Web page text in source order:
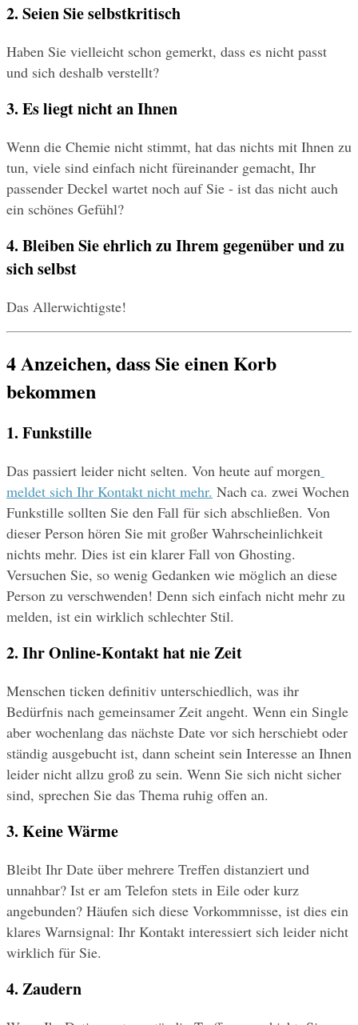
2. Seien Sie selbstkritisch
Haben Sie vielleicht schon gemerkt, dass es nicht passt
und sich deshalb verstellt?
3. Es liegt nicht an Ihnen
Wenn die Chemie nicht stimmt, hat das nichts mit Ihnen zu
tun, viele sind einfach nicht füreinander gemacht, Ihr
passender Deckel wartet noch auf Sie - ist das nicht auch
ein schönes Gefühl?
4. Bleiben Sie ehrlich zu Ihrem gegenüber und zu
sich selbst
Das Allerwichtigste!
4 Anzeichen, dass Sie einen Korb
bekommen
1. Funkstille
Das passiert leider nicht selten. Von heute auf morgen
meldet sich Ihr Kontakt nicht mehr. Nach ca. zwei Wochen
Funkstille sollten Sie den Fall für sich abschließen. Von
dieser Person hören Sie mit großer Wahrscheinlichkeit
nichts mehr. Dies ist ein klarer Fall von Ghosting.
Versuchen Sie, so wenig Gedanken wie möglich an diese
Person zu verschwenden! Denn sich einfach nicht mehr zu
melden, ist ein wirklich schlechter Stil.
2. Ihr Online-Kontakt hat nie Zeit
Menschen ticken definitiv unterschiedlich, was ihr
Bedürfnis nach gemeinsamer Zeit angeht. Wenn ein Single
aber wochenlang das nächste Date vor sich herschiebt oder
ständig ausgebucht ist, dann scheint sein Interesse an Ihnen
leider nicht allzu groß zu sein. Wenn Sie sich nicht sicher
sind, sprechen Sie das Thema ruhig offen an.
3. Keine Wärme
Bleibt Ihr Date über mehrere Treffen distanziert und
unnahbar? Ist er am Telefon stets in Eile oder kurz
angebunden? Häufen sich diese Vorkommnisse, ist dies ein
klares Warnsignal: Ihr Kontakt interessiert sich leider nicht
wirklich für Sie.
4. Zaudern